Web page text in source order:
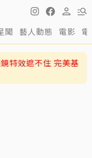
聞 藝人動態 電影
特效遮不住 完美基